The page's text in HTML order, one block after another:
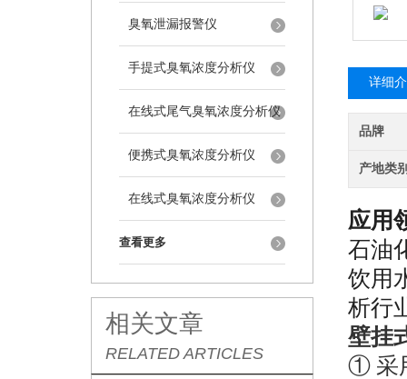
臭氧泄漏报警仪
手提式臭氧浓度分析仪
在线式尾气臭氧浓度分析仪
便携式臭氧浓度分析仪
在线式臭氧浓度分析仪
查看更多
相关文章
RELATED ARTICLES
详细
品牌
产地类
应用
石油
饮用
析行
壁挂
① 采